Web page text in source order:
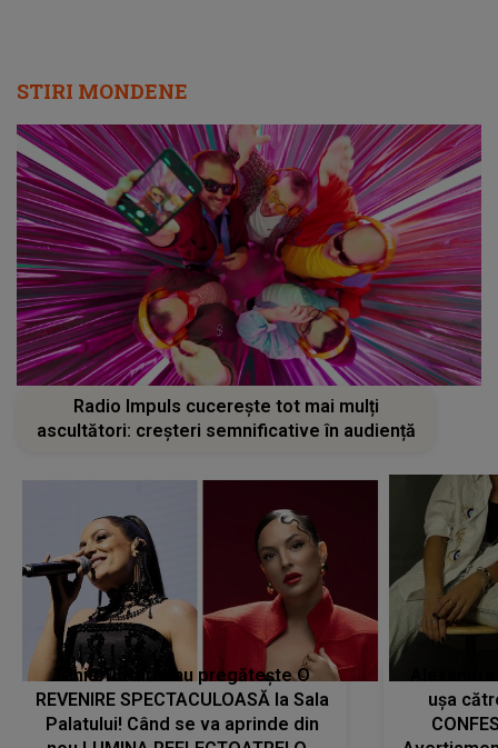
STIRI MONDENE
Radio Impuls cucerește tot mai mulți
ascultători: creșteri semnificative în audiență
Tania Turtureanu pregătește O
REVENIRE SPECTACULOASĂ la Sala
Palatului! Când se va aprinde din
ușa